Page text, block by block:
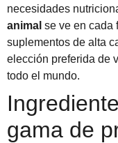
necesidades
animal se ve en cada
suplementos de alta
elección preferida de
todo el mundo.
gama de